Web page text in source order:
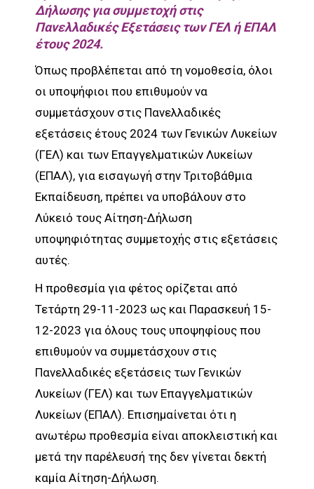
Δήλωσης για συμμετοχή στις
Πανελλαδικές Εξετάσεις των ΓΕΛ ή ΕΠΑΛ
έτους 2024.
Όπως προβλέπεται από τη νομοθεσία, όλοι
οι υποψήφιοι που επιθυμούν να
συμμετάσχουν στις Πανελλαδικές
εξετάσεις έτους 2024 των Γενικών Λυκείων
(ΓΕΛ) και των Επαγγελματικών Λυκείων
(ΕΠΑΛ), για εισαγωγή στην Τριτοβάθμια
Εκπαίδευση, πρέπει να υποβάλουν στο
Λύκειό τους Αίτηση-Δήλωση
υποψηφιότητας συμμετοχής στις εξετάσεις
αυτές.
Η προθεσμία για φέτος ορίζεται από
Τετάρτη 29-11-2023 ως και Παρασκευή 15-
12-2023 για όλους τους υποψηφίους που
επιθυμούν να συμμετάσχουν στις
Πανελλαδικές εξετάσεις των Γενικών
Λυκείων (ΓΕΛ) και των Επαγγελματικών
Λυκείων (ΕΠΑΛ). Επισημαίνεται ότι η
ανωτέρω προθεσμία είναι αποκλειστική και
μετά την παρέλευσή της δεν γίνεται δεκτή
καμία Αίτηση-Δήλωση.